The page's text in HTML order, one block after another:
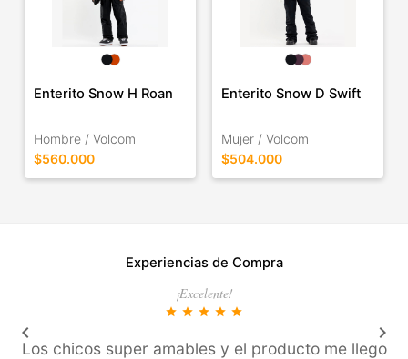
Enterito Snow H Roan
Hombre / Volcom
$560.000
Enterito Snow D Swift
Mujer / Volcom
$504.000
Experiencias de Compra
¡Excelente!
star star star star star
Los chicos super amables y el producto me llego
keyboard_arrow_left keyboard_arrow_right